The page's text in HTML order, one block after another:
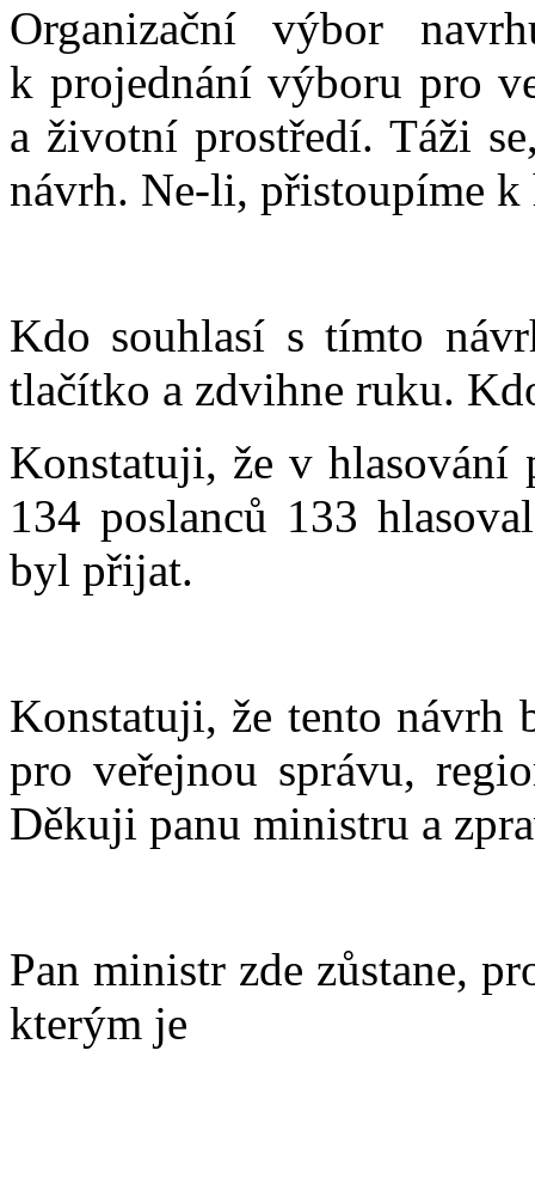
Organizační výbor
k projednání výboru pro
a životní prostředí. Táži
návrh. Ne-li, přistoupíme k
Kdo souhlasí s tímto
tlačítko a zdvihne ruku.
Konstatuji, že v hlasování
134 poslanců 133
byl přijat.
Konstatuji, že tento návrh
pro veřejnou správu,
Děkuji panu ministru a
Pan ministr zde zůstane,
kterým je